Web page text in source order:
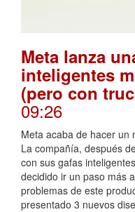
Meta lanza
inteligentes
(pero con
09:26
Meta acaba de hacer un
La compañía, después
con sus gafas
decidido ir un paso más
problemas de este
presentado 3 nuevos